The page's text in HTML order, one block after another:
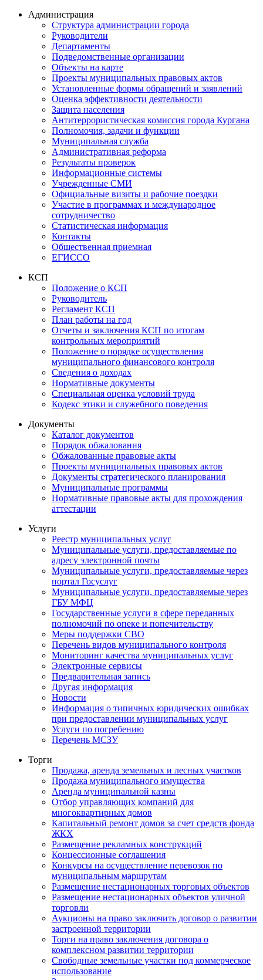
Администрация
Структура администрации города
Руководители
Департаменты
Подведомственные организации
Объекты на карте
Проекты муниципальных правовых актов
Установленные формы обращений и заявлений
Оценка эффективности деятельности
Защита населения
Антитеррористическая комиссия города Кургана
Полномочия, задачи и функции
Муниципальная служба
Административная реформа
Результаты проверок
Информационные системы
Учрежденные СМИ
Официальные визиты и рабочие поездки
Участие в программах и международное
сотрудничество
Статистическая информация
Контакты
Общественная приемная
ЕГИССО
КСП
Положение о КСП
Руководитель
Регламент КСП
План работы на год
Отчеты и заключения КСП по итогам
контрольных мероприятий
Положение о порядке осуществления
муниципального финансового контроля
Сведения о доходах
Нормативные документы
Специальная оценка условий труда
Кодекс этики и служебного поведения
Документы
Каталог документов
Порядок обжалования
Обжалованные правовые акты
Проекты муниципальных правовых актов
Документы стратегического планирования
Муниципальные программы
Нормативные правовые акты для прохождения
аттестации
Услуги
Реестр муниципальных услуг
Муниципальные услуги, предоставляемые по
адресу электронной почты
Муниципальные услуги, предоставляемые через
портал Госуслуг
Муниципальные услуги, предоставляемые через
ГБУ МФЦ
Государственные услуги в сфере переданных
полномочий по опеке и попечительству
Меры поддержки СВО
Перечень видов муниципального контроля
Мониторинг качества муниципальных услуг
Электронные сервисы
Предварительная запись
Другая информация
Новости
Информация о типичных юридических ошибках
при предоставлении муниципальных услуг
Услуги по погребению
Перечень МСЗУ
Торги
Продажа, аренда земельных и лесных участков
Продажа муниципального имущества
Аренда муниципальной казны
Отбор управляющих компаний для
многоквартирных домов
Капитальный ремонт домов за счет средств фонда
ЖКХ
Размещение рекламных конструкций
Концессионные соглашения
Конкурсы на осуществление перевозок по
муниципальным маршрутам
Размещение нестационарных торговых объектов
Размещение нестационарных объектов уличной
торговли
Аукционы на право заключить договор о развитии
застроенной территории
Торги на право заключения договора о
комплексном развитии территории
Свободные земельные участки под коммерческое
использование